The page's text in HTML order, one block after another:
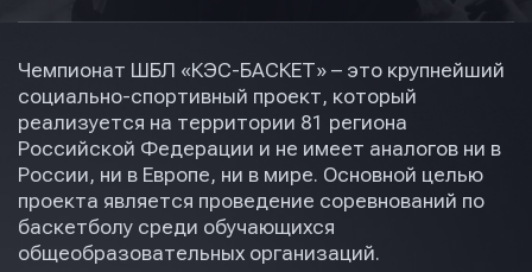
Чемпионат ШБЛ «КЭС-БАСКЕТ» – это крупнейший
социально-спортивный проект, который
реализуется на территории 81 региона
Российской Федерации и не имеет аналогов ни в
России, ни в Европе, ни в мире. Основной целью
проекта является проведение соревнований по
баскетболу среди обучающихся
общеобразовательных организаций.